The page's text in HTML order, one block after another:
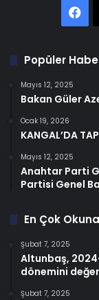
Popüler
Mayıs 12, 2025
Bakan Güler
Ocak 19, 2026
KANGAL’DA
Mayıs 12, 2025
Anahtar Parti
Partisi Genel
En Çok
Şubat 7, 2025
Altunbaş,
dönemini
Şubat 7, 2025